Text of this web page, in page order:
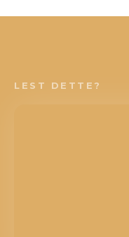
LEST DETTE?